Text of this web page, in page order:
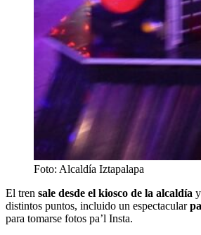
Foto: Alcaldía Iztapalapa
El tren sale desde el kiosco de la alcaldía
distintos puntos, incluido un espectacular
para tomarse fotos pa’l Insta.